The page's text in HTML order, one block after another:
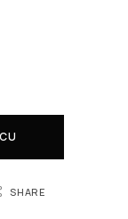
SHARE